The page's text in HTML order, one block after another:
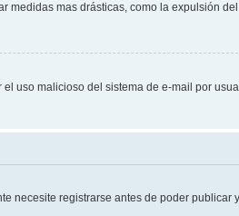
medidas mas drásticas, como la expulsión
uso malicioso del sistema de e-mail por
necesite registrarse antes de poder publicar